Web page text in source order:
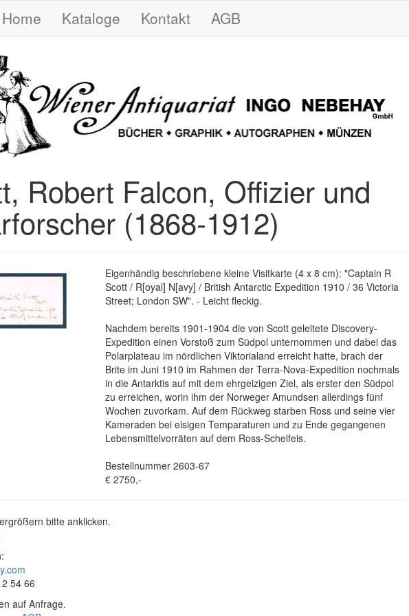
Home Kataloge Kontakt AGB
Robert Falcon, Offizier und
(1868-1912)
Eigenhändig beschriebene kleine Visitkarte (4 x 8 cm): "Captain R
Scott / R[oyal] N[avy] / British Antarctic Expedition 1910 / 36 Victoria
Street; London SW". - Leicht fleckig.
Nachdem bereits 1901-1904 die von Scott geleitete Discovery-
Expedition einen Vorstoß zum Südpol unternommen und dabei das
Polarplateau im nördlichen Viktorialand erreicht hatte, brach der
Brite im Juni 1910 im Rahmen der Terra-Nova-Expedition nochmals
in die Antarktis auf mit dem ehrgeizigen Ziel, als erster den Südpol
zu erreichen, worin ihm der Norweger Amundsen allerdings fünf
Wochen zuvorkam. Auf dem Rückweg starben Ross und seine vier
Kameraden bei eisigen Temparaturen und zu Ende gegangenen
Lebensmittelvorräten auf dem Ross-Schelfeis.
Bestellnummer 2603-67
€ 2750,-
bitte anklicken.
54 66
auf Anfrage.